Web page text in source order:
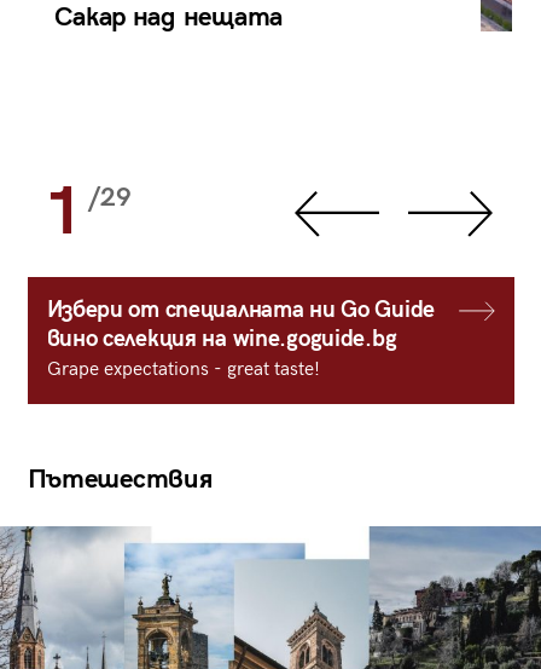
Сакар над нещата
1 /29
Избери от специалната ни Go Guide
вино селекция на wine.goguide.bg
Grape expectations - great taste!
Пътешествия